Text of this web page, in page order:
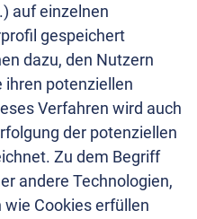
auf einzelnen
gespeichert
dazu, den Nutzern
ihren potenziellen
Verfahren wird auch
der potenziellen
Zu dem Begriff
andere Technologien,
Cookies erfüllen